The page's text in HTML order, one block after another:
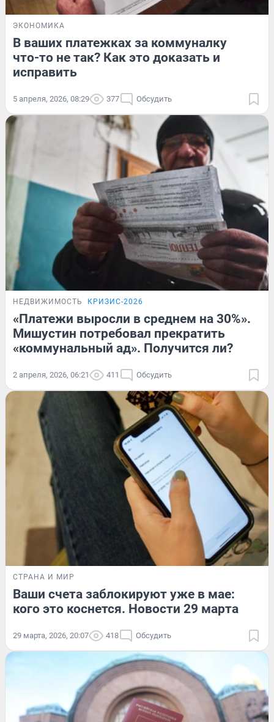
ЭКОНОМИКА
В ваших платежках за коммуналку
что-то не так? Как это доказать и
исправить
5 апреля, 2026, 08:29 377 Обсудить
НЕДВИЖИМОСТЬ КРИЗИС-2026
«Платежи выросли в среднем на 30%».
Мишустин потребовал прекратить
«коммунальный ад». Получится ли?
2 апреля, 2026, 06:21 411 Обсудить
СТРАНА И МИР
Ваши счета заблокируют уже в мае:
кого это коснется. Новости 29 марта
29 марта, 2026, 20:07 418 Обсудить